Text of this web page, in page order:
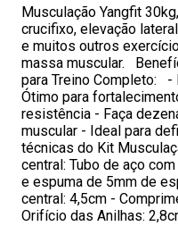
Musculação Yangfit
crucifixo, elevação
e muitos outros
massa muscular.
para Treino Completo: -
Ótimo para
resistência - Faça
muscular - Ideal para
técnicas do Kit
central: Tubo de aço
e espuma de 5mm de
central: 4,5cm -
Orifício das Anilhas: